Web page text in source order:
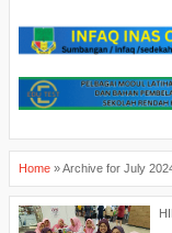
Home »Archive for July